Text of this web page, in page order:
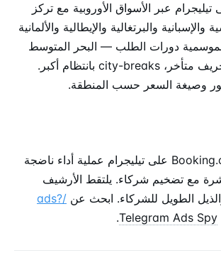
عبر الأسواق الأوروبية مع تركز
والبرتغالية والإيطالية والألمانية
دورات الطلب — البحر المتوسط
ربيعاً، التزلج في خريف متأخر، city-breaks بانتظام أكبر.
وصيغة السعر حسب المنطقة.
تعكس بصمة Booking.com على تيليجرام عملية أداء ناضجة
مع تضخيم شركاء. يلتقط الأرشيف
الطويل للشركاء. ابحث عن /ads?
Telegram Ads Spy
.